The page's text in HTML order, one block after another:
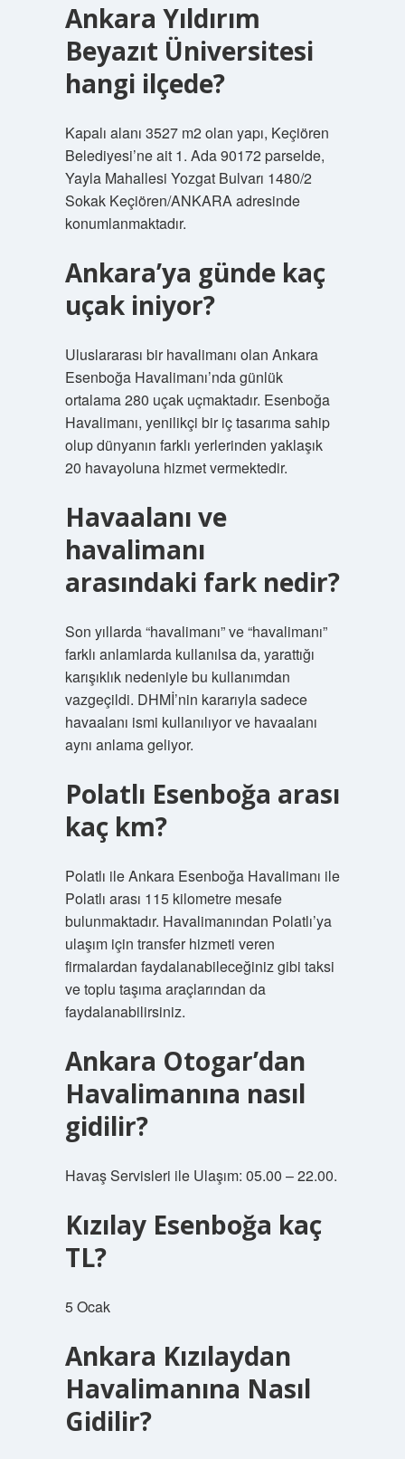
Ankara Yıldırım
Beyazıt Üniversitesi
hangi ilçede?
Kapalı alanı 3527 m2 olan yapı, Keçiören
Belediyesi’ne ait 1. Ada 90172 parselde,
Yayla Mahallesi Yozgat Bulvarı 1480/2
Sokak Keçiören/ANKARA adresinde
konumlanmaktadır.
Ankara’ya günde kaç
uçak iniyor?
Uluslararası bir havalimanı olan Ankara
Esenboğa Havalimanı’nda günlük
ortalama 280 uçak uçmaktadır. Esenboğa
Havalimanı, yenilikçi bir iç tasarıma sahip
olup dünyanın farklı yerlerinden yaklaşık
20 havayoluna hizmet vermektedir.
Havaalanı ve
havalimanı
arasındaki fark nedir?
Son yıllarda “havalimanı” ve “havalimanı”
farklı anlamlarda kullanılsa da, yarattığı
karışıklık nedeniyle bu kullanımdan
vazgeçildi. DHMİ’nin kararıyla sadece
havaalanı ismi kullanılıyor ve havaalanı
aynı anlama geliyor.
Polatlı Esenboğa arası
kaç km?
Polatlı ile Ankara Esenboğa Havalimanı ile
Polatlı arası 115 kilometre mesafe
bulunmaktadır. Havalimanından Polatlı’ya
ulaşım için transfer hizmeti veren
firmalardan faydalanabileceğiniz gibi taksi
ve toplu taşıma araçlarından da
faydalanabilirsiniz.
Ankara Otogar’dan
Havalimanına nasıl
gidilir?
Havaş Servisleri ile Ulaşım: 05.00 – 22.00.
Kızılay Esenboğa kaç
TL?
5 Ocak
Ankara Kızılaydan
Havalimanına Nasıl
Gidilir?